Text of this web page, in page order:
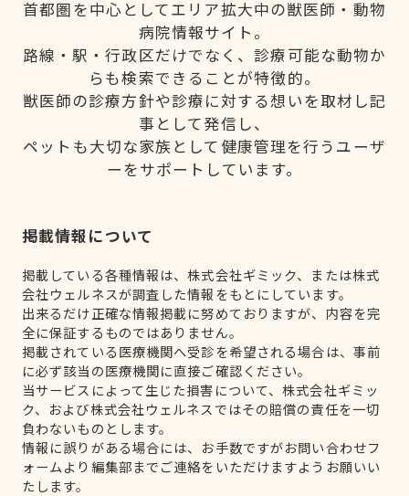
首都圏を中心としてエリア拡大中の獣医師・動物
病院情報サイト。
路線・駅・行政区だけでなく、診療可能な動物か
らも検索できることが特徴的。
獣医師の診療方針や診療に対する想いを取材し記
事として発信し、
ペットも大切な家族として健康管理を行うユーザ
ーをサポートしています。
掲載情報について
掲載している各種情報は、株式会社ギミック、または株式
会社ウェルネスが調査した情報をもとにしています。
出来るだけ正確な情報掲載に努めておりますが、内容を完
全に保証するものではありません。
掲載されている医療機関へ受診を希望される場合は、事前
に必ず該当の医療機関に直接ご確認ください。
当サービスによって生じた損害について、株式会社ギミッ
ク、および株式会社ウェルネスではその賠償の責任を一切
負わないものとします。
情報に誤りがある場合には、お手数ですがお問い合わせフ
ォームより編集部までご連絡をいただけますようお願いい
たします。